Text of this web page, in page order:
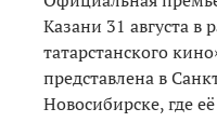
Казани 31 августа в
татарстанского
представлена в
Новосибирске, где